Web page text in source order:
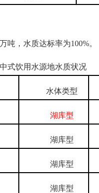
，水质达标率为100%。
饮用水源地水质状况
水体类型
湖库型
湖库型
湖库型
湖库型